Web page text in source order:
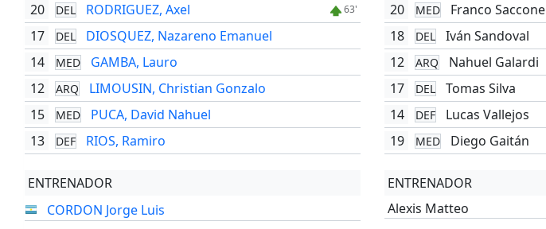
20 DEL RODRIGUEZ, Axel 63'
17 DEL
DIOSQUEZ, Nazareno Emanuel
14
MED
GAMBA, Lauro
12
ARQ
LIMOUSIN, Christian Gonzalo
15
MED
PUCA, David Nahuel
13
DEF RIOS, Ramiro
ENTRENADOR
CORDON Jorge Luis
20 MED Franco Saccone
18 DEL Iván Sandoval
12 ARQ
Nahuel Galardi
17
DEL
Tomas Silva
14
DEF
Lucas Vallejos
19
MED Diego Gaitán
ENTRENADOR
Alexis Matteo